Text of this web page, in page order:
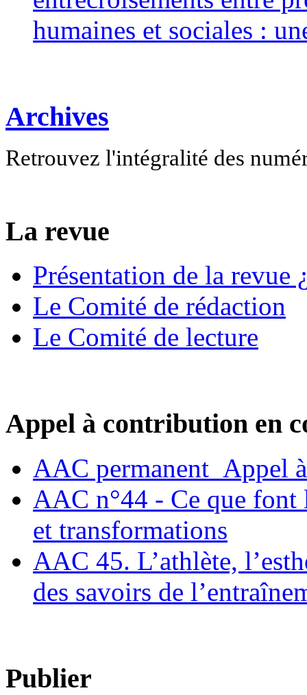
humaines et sociales :
Archives
Retrouvez l'intégralité des
La revue
Présentation de la revue
Le Comité de rédaction
Le Comité de lecture
Appel à contribution en
AAC permanent_Appel
AAC n°44 - Ce que font
et transformations
AAC 45. L’athlète,
des savoirs de
Publier